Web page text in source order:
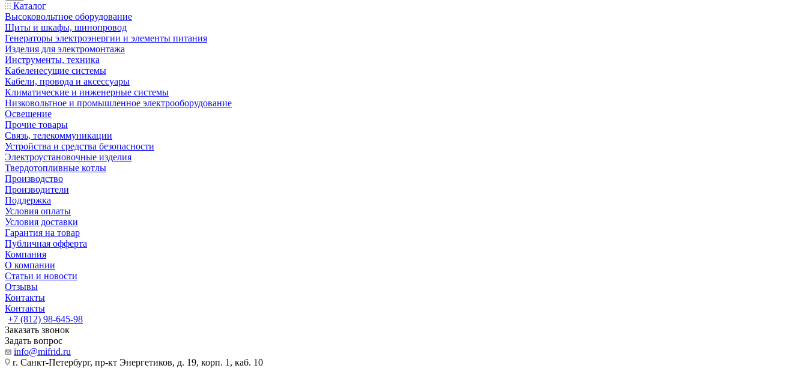
Каталог
Высоковольтное оборудование
Щиты и шкафы, шинопровод
Генераторы электроэнергии и элементы питания
Изделия для электромонтажа
Инструменты, техника
Кабеленесущие системы
Кабели, провода и аксессуары
Климатические и инженерные системы
Низковольтное и промышленное электрооборудование
Освещение
Прочие товары
Связь, телекоммуникации
Устройства и средства безопасности
Электроустановочные изделия
Твердотопливные котлы
Производство
Производители
Поддержка
Условия оплаты
Условия доставки
Гарантия на товар
Публичная офферта
Компания
О компании
Статьи и новости
Отзывы
Контакты
Контакты
+7 (812) 98-645-98
Заказать звонок
Задать вопрос
info@mifrid.ru
г. Санкт-Петербург, пр-кт Энергетиков, д. 19, корп. 1, каб. 10